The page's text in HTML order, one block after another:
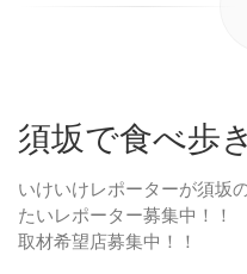
須坂で食べ歩き
いけいけレポーターが須坂
たいレポーター募集中！！
取材希望店募集中！！